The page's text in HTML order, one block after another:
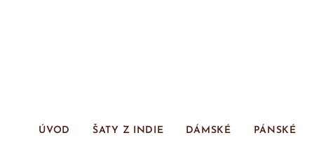
ÚVOD ŠATY Z INDIE DÁMSKÉ PÁNSKÉ